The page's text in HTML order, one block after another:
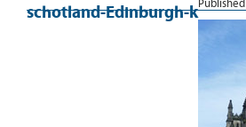
schotland-Edinburgh-kPublished